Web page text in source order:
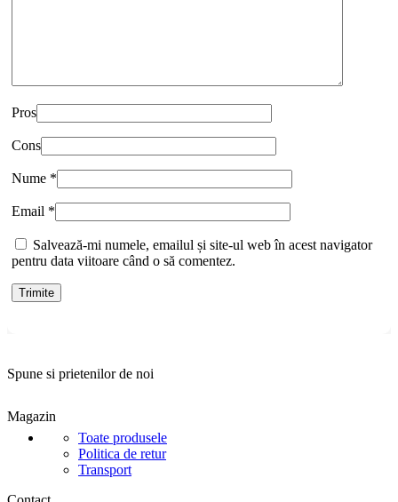
Pros
Cons
Nume *
Email *
Salvează-mi numele, emailul și site-ul web în acest navigator
pentru data viitoare când o să comentez.
Spune si prietenilor de noi
Magazin
Toate produsele
Politica de retur
Transport